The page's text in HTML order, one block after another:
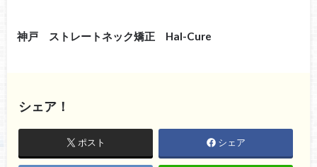
神戸 ストレートネック矯正 Hal-Cure
シェア！
ポスト シェア